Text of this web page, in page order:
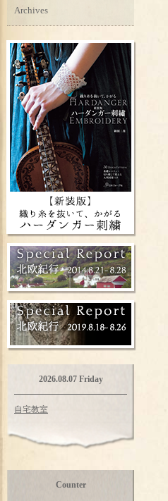
Archives
2026.08.07 Friday
自宅教室
Counter